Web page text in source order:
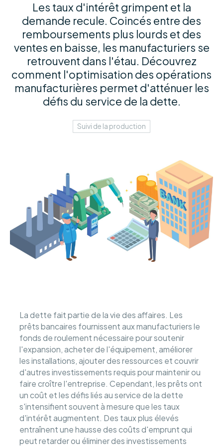
Les taux d'intérêt grimpent et la
demande recule. Coincés entre des
remboursements plus lourds et des
ventes en baisse, les manufacturiers se
retrouvent dans l'étau. Découvrez
comment l'optimisation des opérations
manufacturières permet d'atténuer les
défis du service de la dette.
Suivi de la production
La dette fait partie de la vie des affaires. Les
prêts bancaires fournissent aux manufacturiers le
fonds de roulement nécessaire pour soutenir
l'expansion, acheter de l'équipement, améliorer
les installations, ajouter des ressources et couvrir
d'autres investissements requis pour maintenir ou
faire croître l'entreprise. Cependant, les prêts ont
un coût et les défis liés au service de la dette
s'intensifient souvent à mesure que les taux
d'intérêt augmentent. Des taux plus élevés
entraînent une hausse des coûts d'emprunt qui
peut retarder ou éliminer des investissements